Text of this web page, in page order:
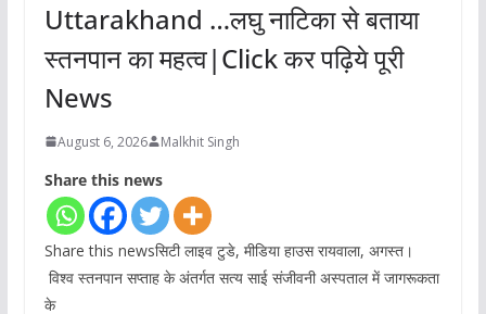
Uttarakhand …लघु नाटिका से बताया
स्तनपान का महत्व|Click कर पढ़िये पूरी
News
August 6, 2026 Malkhit Singh
Share this news
Share this newsसिटी लाइव टुडे, मीडिया हाउस रायवाला, अगस्त।
विश्व स्तनपान सप्ताह के अंतर्गत सत्य साई संजीवनी अस्पताल में जागरूकता
के